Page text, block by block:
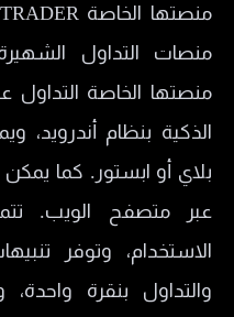
منصتها الخاصة التداول
الذكية بنظام أندرويد،
بلاي أو ابستور. كما
عبر متصفح الويب.
الاستخدام، وتوفر
والتداول بنقرة واحدة،